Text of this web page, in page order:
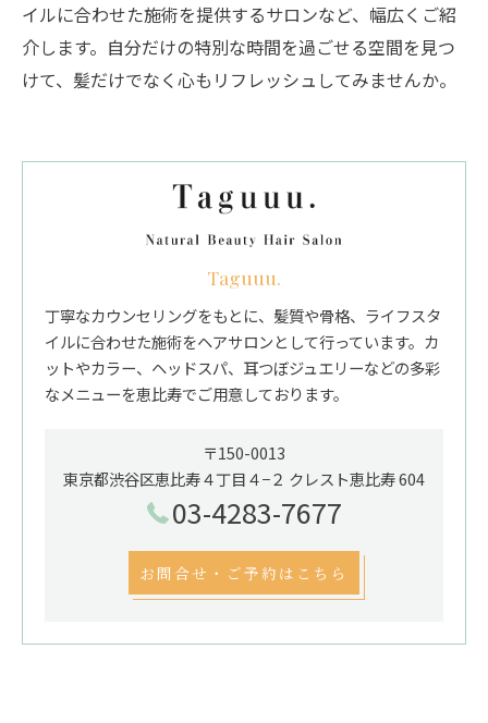
イルに合わせた施術を提供するサロンなど、幅広くご紹
介します。自分だけの特別な時間を過ごせる空間を見つ
けて、髪だけでなく心もリフレッシュしてみませんか。
Taguuu.
丁寧なカウンセリングをもとに、髪質や骨格、ライフスタ
イルに合わせた施術をヘアサロンとして行っています。カ
ットやカラー、ヘッドスパ、耳つぼジュエリーなどの多彩
なメニューを恵比寿でご用意しております。
〒150-0013
東京都渋谷区恵比寿４丁目４−２ クレスト恵比寿 604
03-4283-7677
お問合せ・ご予約はこちら